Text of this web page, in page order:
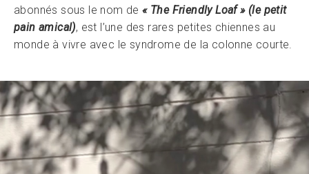
abonnés sous le nom de« The Friendly Loaf » (le petit
pain amical), est l’une des rares petites chiennes au
monde à vivre avec le syndrome de la colonne courte.